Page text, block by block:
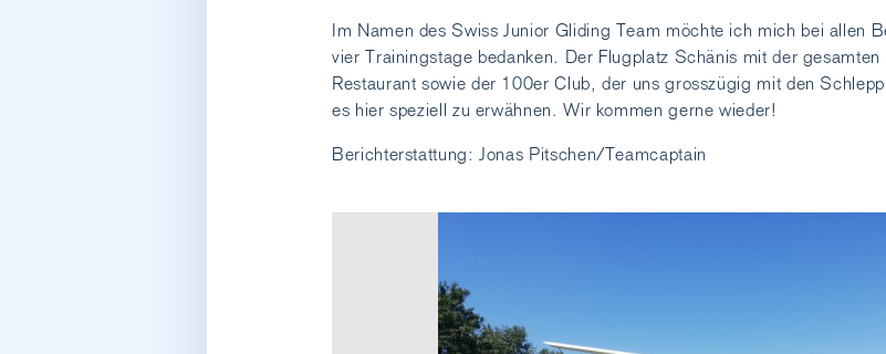
Im Namen des Swiss Junior Gliding Team möchte ich mich bei allen
vier Trainingstage bedanken. Der Flugplatz Schänis mit der
Restaurant sowie der 100er Club, der uns grosszügig mit den
es hier speziell zu erwähnen. Wir kommen gerne wieder!
Berichterstattung: Jonas Pitschen/Teamcaptain